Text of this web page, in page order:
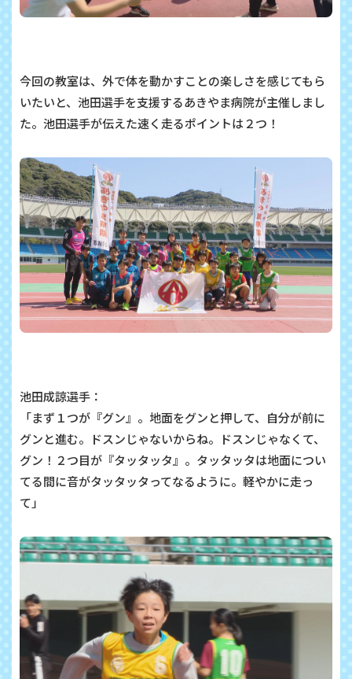
今回の教室は、外で体を動かすことの楽しさを感じてもら
いたいと、池田選手を支援するあきやま病院が主催しまし
た。池田選手が伝えた速く走るポイントは２つ！
池田成諒選手：
「まず１つが『グン』。地面をグンと押して、自分が前に
グンと進む。ドスンじゃないからね。ドスンじゃなくて、
グン！２つ目が『タッタッタ』。タッタッタは地面につい
てる間に音がタッタッタってなるように。軽やかに走っ
て」